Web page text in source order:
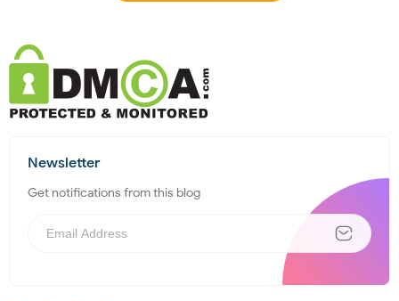
Newsletter
Get notifications from this blog